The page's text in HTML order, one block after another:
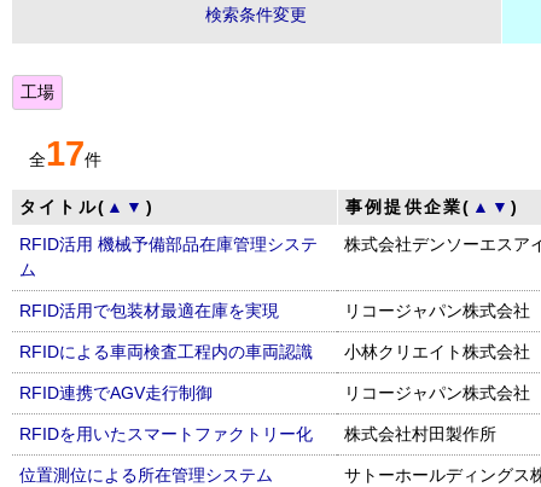
検索条件変更
工場
全17件
タイトル( ▲ ▼ ) 事例提供企業( ▲ ▼)
RFID活用 機械予備部品在庫管理システ
ム
株式会社デンソーエスア
RFID活用で包装材最適在庫を実現 リコージャパン株式会社
RFIDによる車両検査工程内の車両認識 小林クリエイト株式会社
RFID連携でAGV走行制御 リコージャパン株式会社
RFIDを用いたスマートファクトリー化 株式会社村田製作所
位置測位による所在管理システム サトーホールディングス